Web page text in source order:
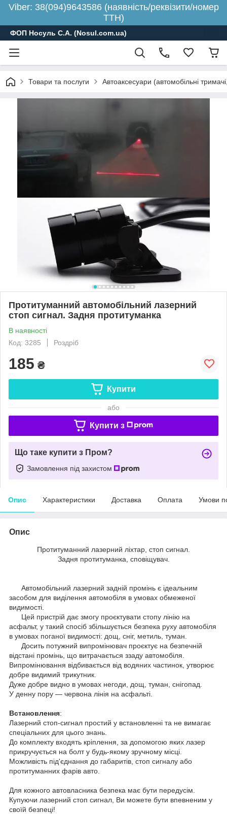
Viber: 38(094)9643586 (наявність/реквізити/номер
ТТН)
ФОП Носуль С.А. (Nosul.com.ua)
Товари та послуги Автоаксесуари (автомобільні
Протитуманний автомобільний лазерний
стоп сигнал. Задня протитуманка
В наявності
Код: 3285
Роздріб
185 ₴
Купити
або
Купити з
Що таке купити з Пром?
Замовлення під захистом
Опис Характеристики Доставка Оплата Умови
Опис
Протитуманний лазерний ліхтар, стоп сигнал.
Задня протитуманка, сповіщувач.
Автомобільний лазерний задній промінь є ідеальним
засобом для виділення автомобіля в умовах обмеженої
видимості.
Цей пристрій дає змогу проєктувати стопу лінію на
асфальт, у такий спосіб збільшується безпека руху автомобіля
в умовах поганої видимості: дощ, сніг, метиль, туман.
Досить потужний випромінювач проєктує на безпечній
відстані промінь, що витрачається ззаду автомобіля.
Випромінювання відбивається від водяних частинок, утворює
добре видимий трикутник.
Дуже добре видно в умовах негоди, дощ, туман, снігопад.
У денну пору — червона лінія на асфальті.
Встановлення:
Лазерний стоп-сигнал простий у встановленні та не вимагає
спеціальних для цього знань.
До комплекту входять кріплення, за допомогою яких лазер
прикручується на болт у будь-якому зручному місці.
Можливість під'єднання до габаритів, стоп сигналу або
протитуманних фарів авто.
Для кожного автовласника безпека має бути передусім.
Купуючи лазерний стоп сигнал, Ви можете бути впевненим у
своїй безпеці!